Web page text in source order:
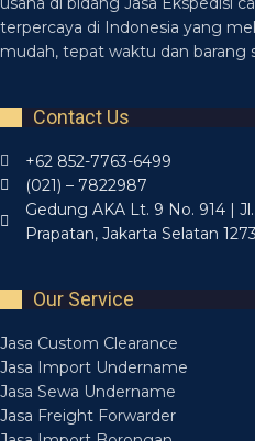
terpercaya di Indonesia yang
mudah, tepat waktu dan barang
Contact Us
+62 852-7763-6499
(021) – 7822987
Gedung AKA Lt. 9 No. 914 |
Prapatan, Jakarta Selatan
Our Service
Jasa Custom Clearance
Jasa Import Undername
Jasa Sewa Undername
Jasa Freight Forwarder